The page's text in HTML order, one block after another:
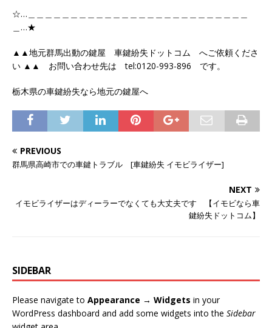
☆…＿＿＿＿＿＿＿＿＿＿＿＿＿＿＿＿＿＿＿＿＿＿＿＿＿＿
＿…★
▲▲地元群馬出動の鍵屋 車鍵紛失ドットコム へご依頼くださ
い ▲▲ お問い合わせ先は tel:0120-993-896 です。
栃木県の車鍵紛失なら地元の鍵屋へ
PREVIOUS
群馬県高崎市での車鍵トラブル [車鍵紛失 イモビライザー]
NEXT
イモビライザーはディーラーでなくても大丈夫です 【イモビなら車
鍵紛失ドットコム】
SIDEBAR
Please navigate to Appearance → Widgets in your
WordPress dashboard and add some widgets into the Sidebar